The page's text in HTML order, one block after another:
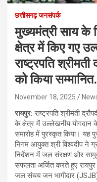
छत्तीसगढ़ जनसंपर्क
मुख्यमंत्री साय के
क्षेत्र में किए गए
राष्ट्रपति श्रीमती
को किया
November 18, 2025
रायपुर:राष्ट्रपति श्रीमती
के क्षेत्र में उल्लेखनीय योगदान
समारोह में पुरस्कृत किया। यह
निगम आयुक्त श्री विश्वदीप ने
निर्देशन में जल संरक्षण और
सफलता अर्जित करते हुए
जल संचय जन भागीदार (JSJB)